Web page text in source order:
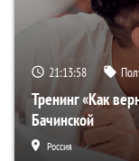
21:13:57
Тренинг «Как
Бачинской
Россия